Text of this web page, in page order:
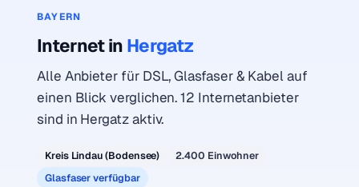
BAYERN
Internet in Hergatz
Alle Anbieter für DSL, Glasfaser & Kabel auf
einen Blick verglichen. 12 Internetanbieter
sind in Hergatz aktiv.
Kreis Lindau (Bodensee)
2.400 Einwohner
Glasfaser verfügbar